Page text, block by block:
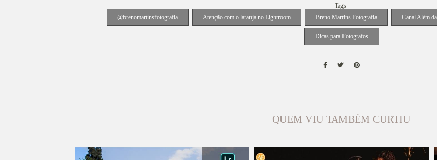
Tags
@brenomartinsfotografia
Atenção com o laranja no Lightroom Breno Martins Fotografia Canal Além
Dicas para Fotografos
QUEM VIU TAMBÉM CURTIU